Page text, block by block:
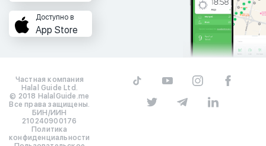
Доступно в
App Store
Частная компания
Halal Guide Ltd.
© 2018 HalalGuide.me
Все права защищены.
БИН/ИИН
210240900176
Политика
конфиденциальности